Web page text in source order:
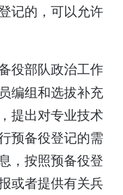
记的，可以允许
役部队政治工作
编组和选拔补充
提出对专业技术
预备役登记的需
，按照预备役登
或者提供有关兵